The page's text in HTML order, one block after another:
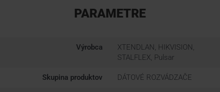
PARAMETRE
Výrobca
XTENDLAN, HIKVISION,
STALFLEX, Pulsar
Skupina produktov DÁTOVÉ ROZVÁDZAČE